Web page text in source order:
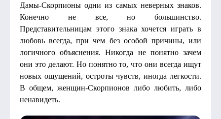
Дамы-Скорпионы одни из самых неверных знаков.
Конечно не все, но большинство.
Представительницам этого знака хочется играть в
любовь всегда, при чем без особой причины, или
логичного объяснения. Никогда не понятно зачем
они это делают. Но понятно то, что они всегда ищут
новых ощущений, остроты чувств, иногда легкости.
В общем, женщин-Скорпионов либо любить, либо
ненавидеть.